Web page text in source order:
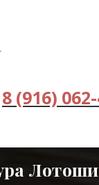
8 (916)